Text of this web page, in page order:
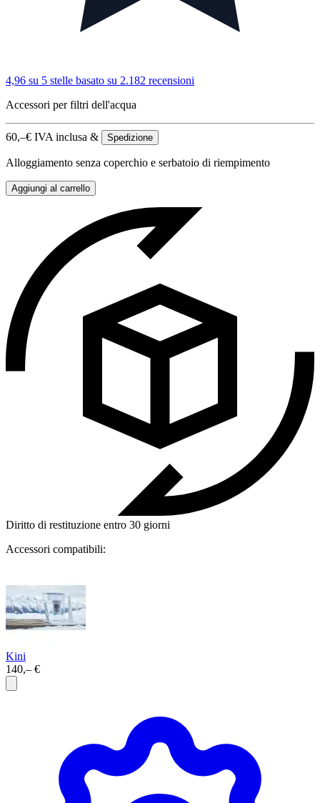
4,96 su 5 stelle basato su 2.182 recensioni
Accessori per filtri dell'acqua
60,–€ IVA inclusa & Spedizione
Alloggiamento senza coperchio e serbatoio di riempimento
Aggiungi al carrello
Diritto di restituzione entro 30 giorni
Accessori compatibili:
Kini
140,– €